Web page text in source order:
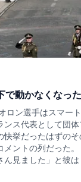
で動かなくなっ
ロン選手はスマー
ス代表として団
快挙だったはずの
ントの列だった
見ました」と彼